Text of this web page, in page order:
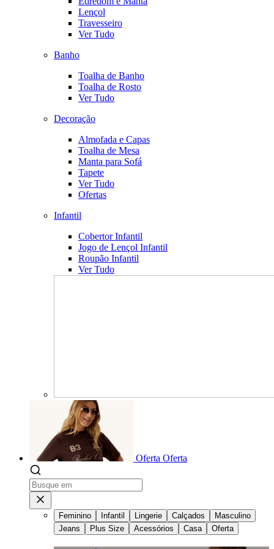
Lençol
Travesseiro
Ver Tudo
Banho
Toalha de Banho
Toalha de Rosto
Ver Tudo
Decoração
Almofada e Capas
Toalha de Mesa
Manta para Sofá
Tapete
Ver Tudo
Ofertas
Infantil
Cobertor Infantil
Jogo de Lençol Infantil
Roupão Infantil
Ver Tudo
Oferta Oferta
Feminino Infantil Lingerie Calçados
Masculino
Jeans
Plus Size Acessórios Casa Oferta